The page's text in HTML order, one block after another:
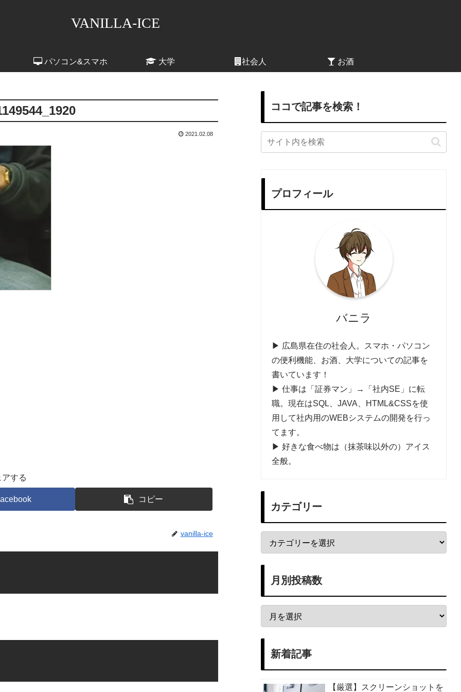
VANILLA-ICE
パソコン&スマホ 大学 社会人 お酒
2021.02.08
する
コピー
vanilla-ice
ココで記事を検索！
プロフィール
バニラ
▶ 広島県在住の社会人。スマホ・パソコン
の便利機能、お酒、大学についての記事を
書いています！
▶ 仕事は「証券マン」→「社内SE」に転
職。現在はSQL、JAVA、HTML&CSSを使
用して社内用のWEBシステムの開発を行っ
てます。
▶ 好きな食べ物は（抹茶味以外の）アイス
全般。
カテゴリー
月別投稿数
新着記事
【厳選】スクリーンショットを